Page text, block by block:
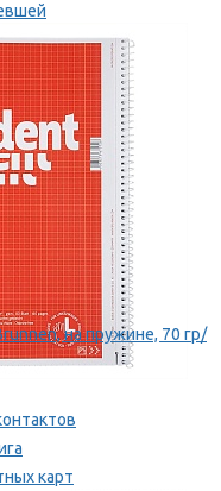
на пружине, 70 гр/
карт